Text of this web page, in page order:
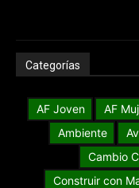
Categorías
AF Joven AF
Ambiente
Cambio
Construir con